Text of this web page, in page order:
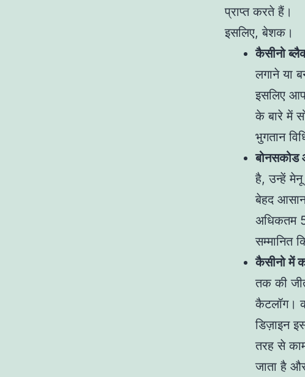
प्राप्त करते हैं।
इसलिए, बेशक।
कैसीनो
लगाने या
इसलिए
के बारे में
भुगतान
बोनसकोड
है, उन्हें मेनू
बेहद
अधिकतम
सम्मानित
कैसीनो में
तक की
कैटलॉग।
डिज़ाइन
तरह से
जाता है